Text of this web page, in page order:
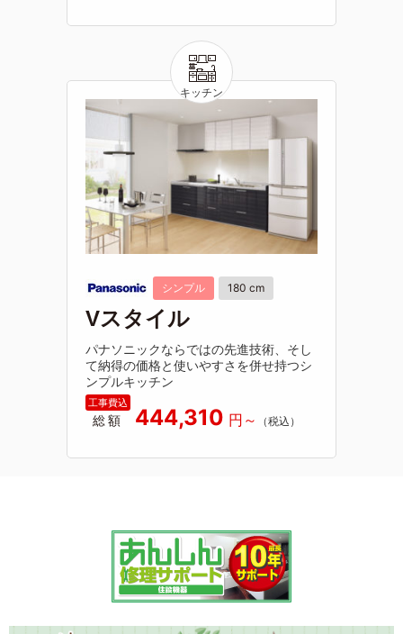
シンプル 180 cm
Vスタイル
パナソニックならではの先進技術、そし
て納得の価格と使いやすさを併せ持つシ
ンプルキッチン
総額 444,310